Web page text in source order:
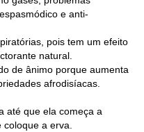
e anti-
pois tem um efeito
natural.
de ânimo porque aumenta
afrodisíacas.
até que ela começa a
a erva.